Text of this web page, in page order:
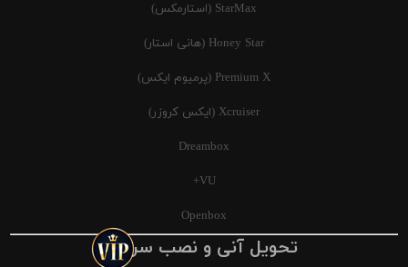
StarMax (استارمکس)
Honey Star (هانی استار)
Premium X (پرمیوم ایکس)
Xcruiser (ایکس کروزر)
Dreambox
VU+
Openbox
تحویل آنی و نصب سریع